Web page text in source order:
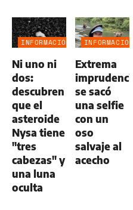
INFORMACIÓN
Ni uno ni
dos:
descubren
que el
asteroide
Nysa tiene
"tres
cabezas" y
una luna
oculta
INFORMACIÓN
Extrema
se sacó
una selfie
con un
oso
salvaje al
acecho